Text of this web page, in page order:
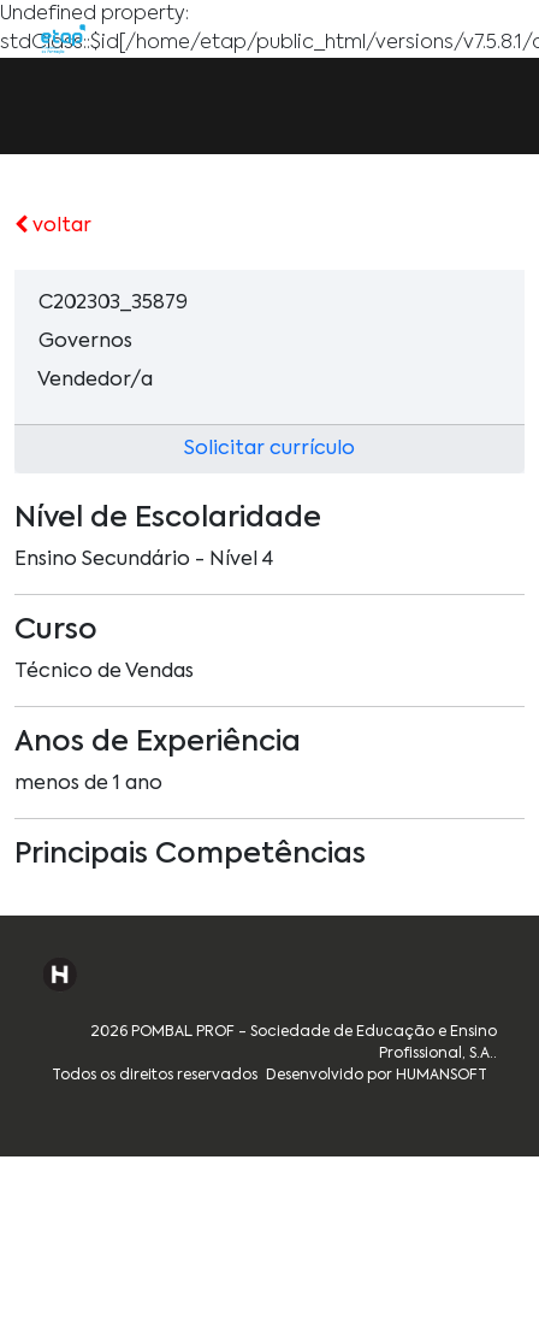
Undefined property:
stdClass::$id[/home/etap/public_html/versions/
voltar
C202303_35879
Governos
Vendedor/a
Solicitar currículo
Nível de Escolaridade
Ensino Secundário - Nível 4
Curso
Técnico de Vendas
Anos de Experiência
menos de 1 ano
Principais Competências
2026 POMBAL PROF - Sociedade de Educação e Ensino
Profissional, S.A..
Todos os direitos reservados
Desenvolvido por HUMANSOFT